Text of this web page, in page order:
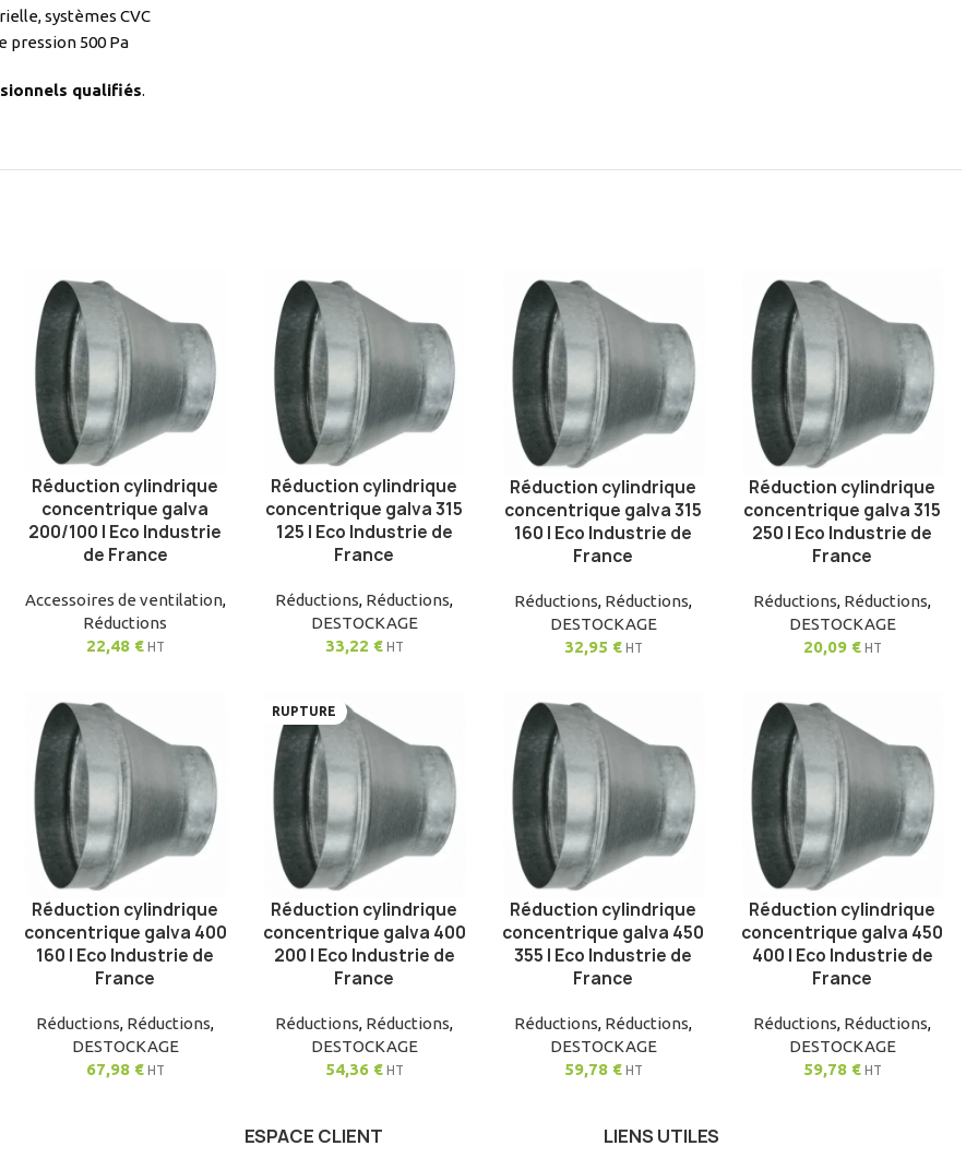
systèmes CVC
pression 500 Pa
qualifiés.
AJOUTER AU PANIER
Réduction cylindrique
concentrique galva
200/100 | Eco Industrie
de France
Accessoires de ventilation,
Réductions
22,48 € HT
AJOUTER AU PANIER
Réduction cylindrique
concentrique galva 315
125 | Eco Industrie de
France
Réductions, Réductions,
DESTOCKAGE
33,22 € HT
AJOUTER AU PANIER
Réduction cylindrique
concentrique galva 315
160 | Eco Industrie de
France
Réductions, Réductions,
DESTOCKAGE
32,95 € HT
AJOUTER AU PANIER
Réduction cylindrique
concentrique galva 315
250 | Eco Industrie de
France
Réductions, Réductions,
DESTOCKAGE
20,09 € HT
AJOUTER AU PANIER
Réduction cylindrique
concentrique galva 400
160 | Eco Industrie de
France
Réductions, Réductions,
DESTOCKAGE
67,98 € HT
RUPTURE
LIRE LA SUITE
Réduction cylindrique
concentrique galva 400
200 | Eco Industrie de
France
Réductions, Réductions,
DESTOCKAGE
54,36 € HT
AJOUTER AU PANIER
Réduction cylindrique
concentrique galva 450
355 | Eco Industrie de
France
Réductions, Réductions,
DESTOCKAGE
59,78 € HT
AJOUTER AU PANIER
Réduction cylindrique
concentrique galva 450
400 | Eco Industrie de
France
Réductions, Réductions,
DESTOCKAGE
59,78 € HT
ESPACE CLIENT LIENS UTILES